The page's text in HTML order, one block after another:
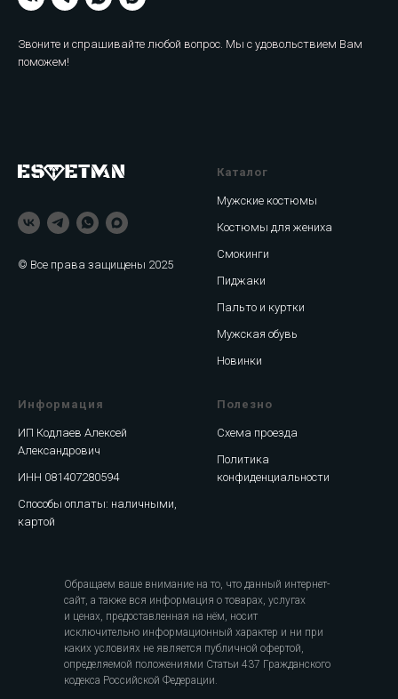
Звоните и спрашивайте любой вопрос. Мы с удовольствием Вам
поможем!
© Все права защищены 2025
Каталог
Мужские костюмы
Костюмы для жениха
Смокинги
Пиджаки
Пальто и куртки
Мужская обувь
Новинки
Информация
ИП Кодлаев Алексей
Александрович
ИНН 081407280594
Способы оплаты: наличными,
картой
Полезно
Схема проезда
Политика
конфиденциальности
Обращаем ваше внимание на то, что данный интернет-
сайт, а также вся информация о товарах, услугах
и ценах, предоставленная на нём, носит
исключительно информационный характер и ни при
каких условиях не является публичной офертой,
определяемой положениями Статьи 437 Гражданского
кодекса Российской Федерации.